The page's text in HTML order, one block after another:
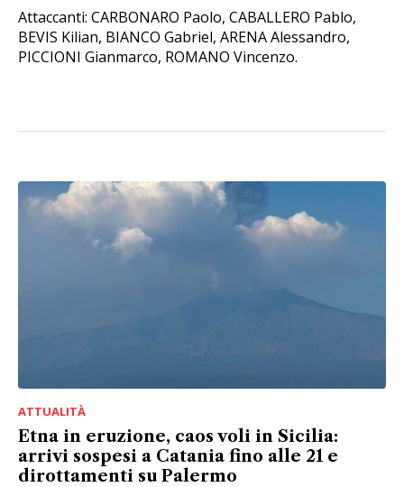
Attaccanti: CARBONARO Paolo, CABALLERO Pablo,
BEVIS Kilian, BIANCO Gabriel, ARENA Alessandro,
PICCIONI Gianmarco, ROMANO Vincenzo.
ATTUALITÀ
Etna in eruzione, caos voli in Sicilia:
arrivi sospesi a Catania fino alle 21 e
dirottamenti su Palermo